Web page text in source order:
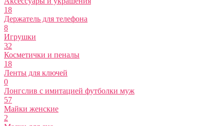
18
Держатель для телефона
8
Игрушки
32
Косметички и пеналы
18
Ленты для ключей
0
Лонгслив с имитацией футболки муж
57
Майки женские
2